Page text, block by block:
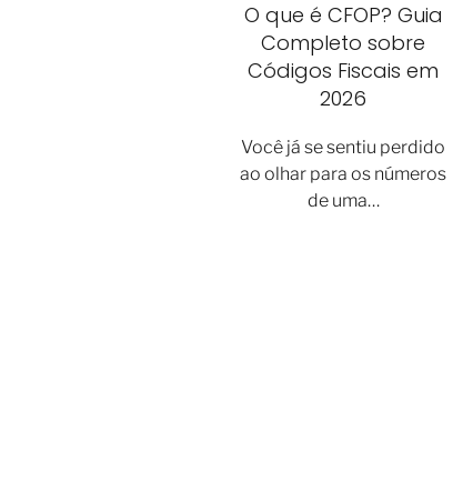
O que é CFOP? Guia
Completo sobre
Códigos Fiscais em
2026
Você já se sentiu perdido
ao olhar para os números
de uma…